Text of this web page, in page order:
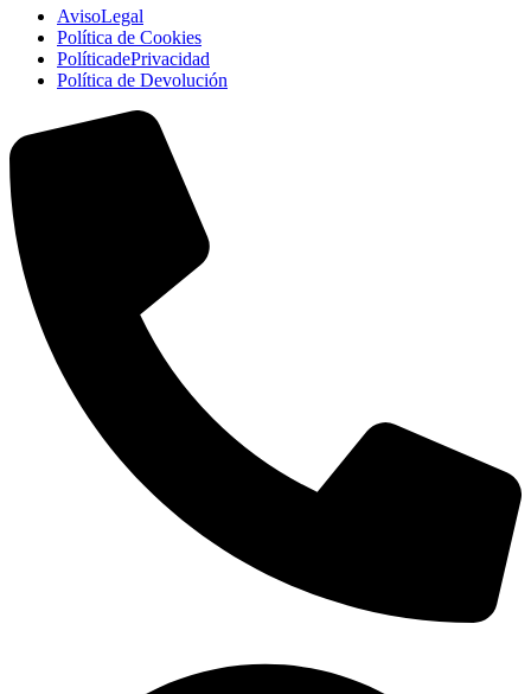
AvisoLegal
Política de Cookies
PolíticadePrivacidad
Política de Devolución